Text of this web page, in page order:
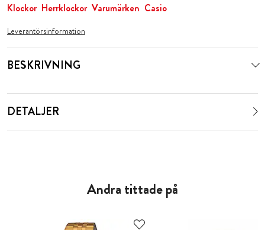
Klockor Herrklockor Varumärken Casio
Leverantörsinformation
BESKRIVNING
DETALJER
Andra tittade på